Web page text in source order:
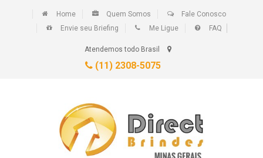
Home Quem Somos
Fale Conosco
Envie seu Briefing
Me Ligue FAQ
Atendemos todo Brasil
(11) 2308-5075